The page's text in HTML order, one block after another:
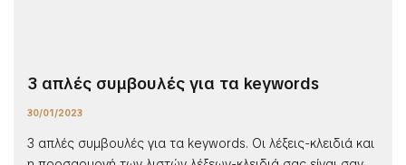
3 απλές συμβουλές για τα keywords
30/01/2023
3 απλές συμβουλές για τα keywords. Οι λέξεις-κλειδιά και